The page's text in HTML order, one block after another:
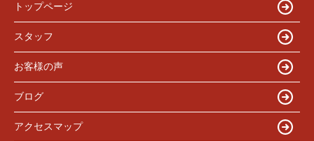
トップページ
スタッフ
お客様の声
ブログ
アクセスマップ